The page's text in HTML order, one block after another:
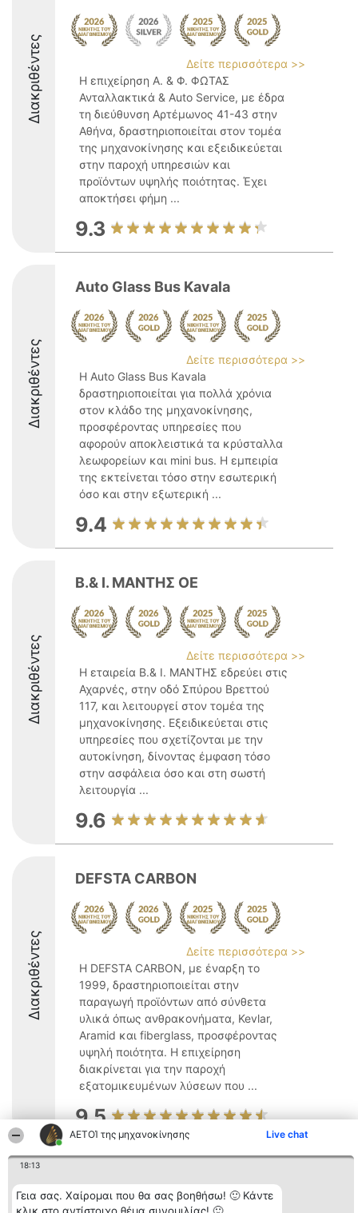
ΑΕΤΟΊ της μηχανοκίνησης Live chat
18:13
Γεια σας. Χαίρομαι που θα σας βοηθήσω! 🙂 Κάντε
Διακριθέντες
Δείτε περισσότερα >>
Η επιχείρηση Α. & Φ. ΦΩΤΑΣ
Ανταλλακτικά & Auto Service, με έδρα
τη διεύθυνση Αρτέμωνος 41-43 στην
Αθήνα, δραστηριοποιείται στον τομέα
της μηχανοκίνησης και εξειδικεύεται
στην παροχή υπηρεσιών και
προϊόντων υψηλής ποιότητας. Έχει
αποκτήσει φήμη ...
9.3
Διακριθέντες
Auto Glass Bus Kavala
Δείτε περισσότερα >>
Η Auto Glass Bus Kavala
δραστηριοποιείται για πολλά χρόνια
στον κλάδο της μηχανοκίνησης,
προσφέροντας υπηρεσίες που
αφορούν αποκλειστικά τα κρύσταλλα
λεωφορείων και mini bus. Η εμπειρία
της εκτείνεται τόσο στην εσωτερική
όσο και στην εξωτερική ...
9.4
Διακριθέντες
Β.& Ι. ΜΑΝΤΗΣ ΟΕ
Δείτε περισσότερα >>
Η εταιρεία Β.& Ι. ΜΑΝΤΗΣ εδρεύει στις
Αχαρνές, στην οδό Σπύρου Βρεττού
117, και λειτουργεί στον τομέα της
μηχανοκίνησης. Εξειδικεύεται στις
υπηρεσίες που σχετίζονται με την
αυτοκίνηση, δίνοντας έμφαση τόσο
στην ασφάλεια όσο και στη σωστή
λειτουργία ...
9.6
Διακριθέντες
DEFSTA CARBON
Δείτε περισσότερα >>
Η DEFSTA CARBON, με έναρξη το
1999, δραστηριοποιείται στην
παραγωγή προϊόντων από σύνθετα
υλικά όπως ανθρακονήματα, Kevlar,
Aramid και fiberglass, προσφέροντας
υψηλή ποιότητα. Η επιχείρηση
διακρίνεται για την παροχή
εξατομικευμένων λύσεων που ...
9.5
Διοργανωτής της
κατάταξης
BEAUTIFUL COMPANY
Μονοπρόσωπη ΙΚΕ
Διακριθέντες
Λίστα όλων
των
Επικοινωνία